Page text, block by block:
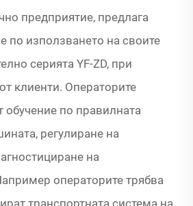
предприятие, предлага
по използването на своите
серията YF-ZD, при
клиенти. Операторите
обучение по правилната
регулиране на
на
операторите трябва
транспортната система на